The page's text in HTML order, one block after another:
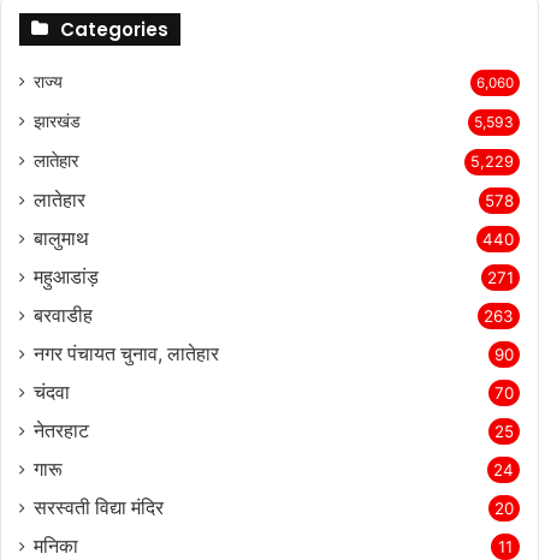
Categories
राज्‍य 6,060
झारखंड 5,593
लातेहार 5,229
लातेहार 578
बालुमाथ 440
महुआडांड़ 271
बरवाडीह 263
नगर पंचायत चुनाव, लातेहार 90
चंदवा 70
नेतरहाट 25
गारू 24
सरस्‍वती विद्या मंदिर 20
मनिका 11